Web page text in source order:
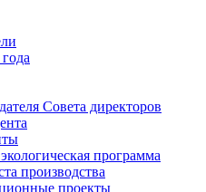
Совета директоров
программа
производства
проекты